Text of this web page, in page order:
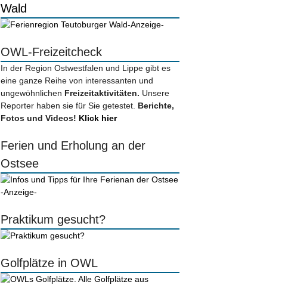
Wald
-Anzeige-
OWL-Freizeitcheck
In der Region Ostwestfalen und Lippe gibt es
eine ganze Reihe von interessanten und
ungewöhnlichen Freizeitaktivitäten. Unsere
Reporter haben sie für Sie getestet. Berichte,
Fotos und Videos! Klick hier
Ferien und Erholung an der
Ostsee
-Anzeige-
Praktikum gesucht?
Golfplätze in OWL